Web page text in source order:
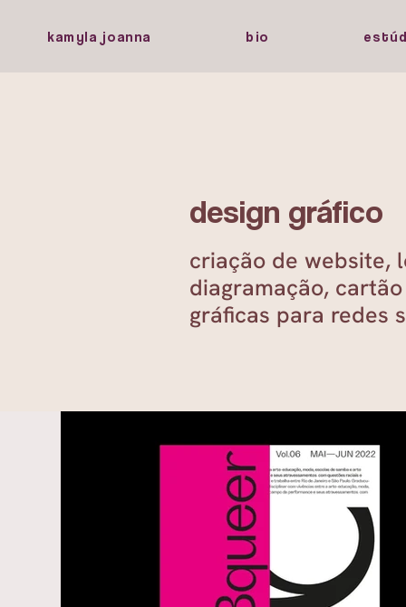
kamyla joanna bio
design gráfico
criação de website,
diagramação,
gráficas para redes